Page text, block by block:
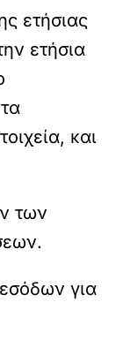
ετήσιας
ετήσια
και
των
για